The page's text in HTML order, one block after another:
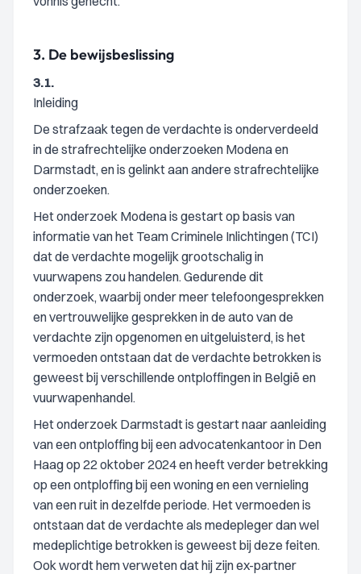
3. De bewijsbeslissing
3.1.
Inleiding
De strafzaak tegen de verdachte is onderverdeeld
in de strafrechtelijke onderzoeken Modena en
Darmstadt, en is gelinkt aan andere strafrechtelijke
onderzoeken.
Het onderzoek Modena is gestart op basis van
informatie van het Team Criminele Inlichtingen (TCI)
dat de verdachte mogelijk grootschalig in
vuurwapens zou handelen. Gedurende dit
onderzoek, waarbij onder meer telefoongesprekken
en vertrouwelijke gesprekken in de auto van de
verdachte zijn opgenomen en uitgeluisterd, is het
vermoeden ontstaan dat de verdachte betrokken is
geweest bij verschillende ontploffingen in België en
vuurwapenhandel.
Het onderzoek Darmstadt is gestart naar aanleiding
van een ontploffing bij een advocatenkantoor in Den
Haag op 22 oktober 2024 en heeft verder betrekking
op een ontploffing bij een woning en een vernieling
van een ruit in dezelfde periode. Het vermoeden is
ontstaan dat de verdachte als medepleger dan wel
medeplichtige betrokken is geweest bij deze feiten.
Ook wordt hem verweten dat hij zijn ex-partner